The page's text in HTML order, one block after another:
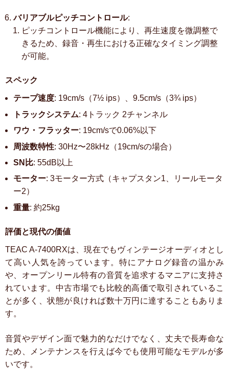
バリアブルピッチコントロール:
ピッチコントロール機能により、再生速度を微調整で
きるため、録音・再生における正確なタイミング調整
が可能。
スペック
テープ速度: 19cm/s（7½ ips）、9.5cm/s（3¾ ips）
トラックシステム: 4トラック 2チャンネル
ワウ・フラッター: 19cm/sで0.06%以下
周波数特性: 30Hz〜28kHz（19cm/sの場合）
SN比: 55dB以上
モーター: 3モーター方式（キャプスタン1、リールモータ
ー2）
重量: 約25kg
評価と現代の価値
TEAC A-7400RXは、現在でもヴィンテージオーディオとし
て高い人気を誇っています。特にアナログ録音の温かみ
や、オープンリール特有の音質を追求するマニアに支持さ
れています。中古市場でも比較的高価で取引されているこ
とが多く、状態が良ければ数十万円に達することもありま
す。
音質やデザイン面で魅力的なだけでなく、丈夫で長寿命な
ため、メンテナンスを行えば今でも使用可能なモデルが多
いです。